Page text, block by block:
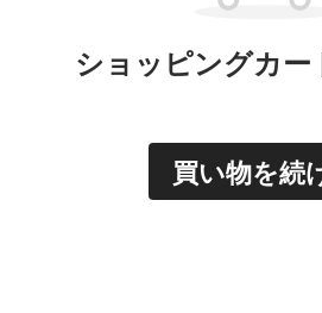
ショッピングカー
買い物を続